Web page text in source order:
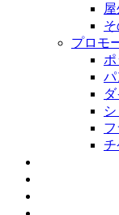
プロモ
パ
チ